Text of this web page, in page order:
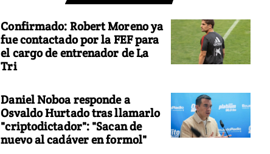
Confirmado: Robert Moreno ya
fue contactado por la FEF para
el cargo de entrenador de La
Tri
Daniel Noboa responde a
Osvaldo Hurtado tras llamarlo
"criptodictador": "Sacan de
nuevo al cadáver en formol"